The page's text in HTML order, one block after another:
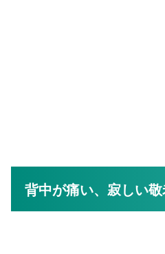
背中が痛い、寂しい